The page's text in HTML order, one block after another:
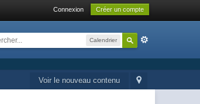
Connexion Créer un compte
Calendrier
Voir le nouveau contenu